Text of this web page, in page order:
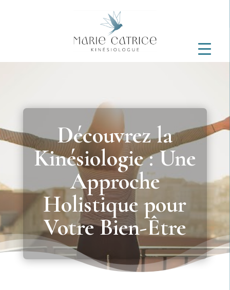
Découvrez la
Kinésiologie : Une
Approche
Holistique pour
Votre Bien-Être